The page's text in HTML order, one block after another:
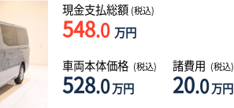
現金支払総額 (税込)
548.0 万円
車両本体価格 (税込)
528.0万円
諸費用 (税込)
20.0万円